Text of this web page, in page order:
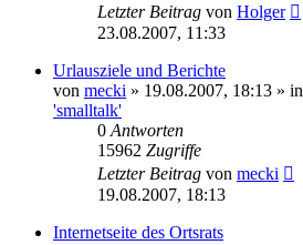
Letzter Beitrag von Holger
23.08.2007, 11:33
Urlausziele und Berichte
von mecki » 19.08.2007, 18:13 » in
'smalltalk'
0 Antworten
15962 Zugriffe
Letzter Beitrag von mecki
19.08.2007, 18:13
Internetseite des Ortsrats